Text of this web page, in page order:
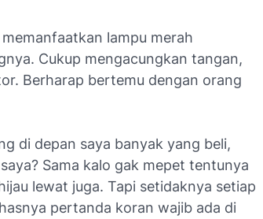
lampu merah
Cukup mengacungkan tangan,
Berharap bertemu dengan orang
di depan saya banyak yang beli,
Sama kalo gak mepet tentunya
lewat juga. Tapi setidaknya setiap
pertanda koran wajib ada di